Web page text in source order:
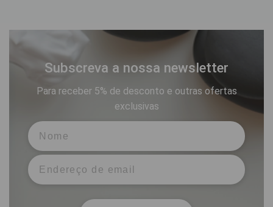
Subscreva a nossa newsletter
Para receber 5% de desconto e outras ofertas
exclusivas